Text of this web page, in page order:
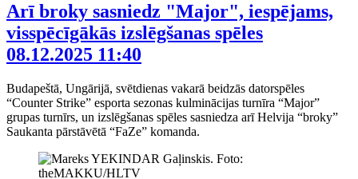
Arī broky sasniedz "Major", iespējams,
visspēcīgākās izslēgšanas spēles
08.12.2025 11:40
Budapeštā, Ungārijā, svētdienas vakarā beidzās datorspēles
“Counter Strike” esporta sezonas kulminācijas turnīra “Major”
grupas turnīrs, un izslēgšanas spēles sasniedza arī Helvija “broky”
Saukanta pārstāvētā “FaZe” komanda.